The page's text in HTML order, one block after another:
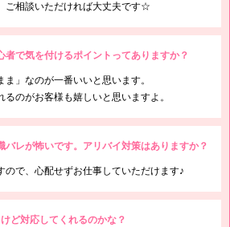
ご相談いただければ大丈夫です☆
者で気を付けるポイントってありますか？
ま」なのが一番いいと思います。
のがお客様も嬉しいと思いますよ。
バレが怖いです。アリバイ対策はありますか？
ので、心配せずお仕事していただけます♪
ど対応してくれるのかな？